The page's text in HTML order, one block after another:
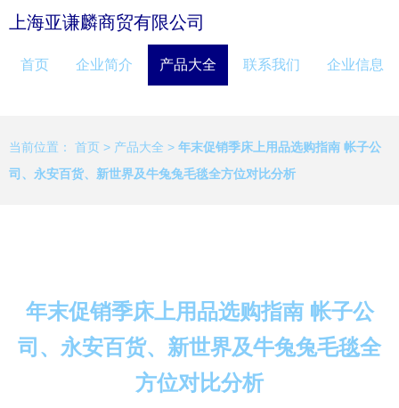
上海亚谦麟商贸有限公司
首页 企业简介 产品大全 联系我们 企业信息
当前位置： 首页 > 产品大全 > 年末促销季床上用品选购指南 帐子公
司、永安百货、新世界及牛兔兔毛毯全方位对比分析
年末促销季床上用品选购指南 帐子公
司、永安百货、新世界及牛兔兔毛毯全
方位对比分析